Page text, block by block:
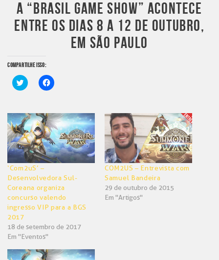
A “BRASIL GAME SHOW” ACONTECE
ENTRE OS DIAS 8 A 12 DE OUTUBRO,
EM SÃO PAULO
COMPARTILHE ISSO:
Clique
para
em
nova
janela)
Clique
para
em
nova
janela)
‘Com2uS’ –
Desenvolvedora Sul-
Coreana organiza
concurso valendo
ingresso VIP para a BGS
2017
18 de setembro de 2017
Em "Eventos"
COM2US – Entrevista com
Samuel Bandeira
29 de outubro de 2015
Em "Artigos"